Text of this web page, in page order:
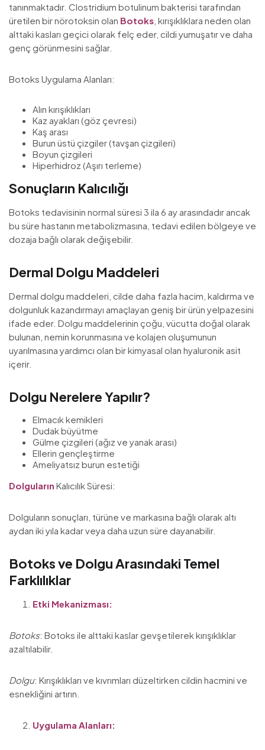
tanınmaktadır. Clostridium botulinum bakterisi tarafından
üretilen bir nörotoksin olan Botoks , kırışıklıklara neden olan
alttaki kasları geçici olarak felç eder, cildi yumuşatır ve daha
genç görünmesini sağlar.
Botoks Uygulama Alanları:
Alın kırışıklıkları
Kaz ayakları (göz çevresi)
Kaş arası
Burun üstü çizgiler (tavşan çizgileri)
Boyun çizgileri
Hiperhidroz (Aşırı terleme)
Sonuçların Kalıcılığı
Botoks tedavisinin normal süresi 3 ila 6 ay arasındadır ancak
bu süre hastanın metabolizmasına, tedavi edilen bölgeye ve
dozaja bağlı olarak değişebilir.
Dermal Dolgu Maddeleri
Dermal dolgu maddeleri, cilde daha fazla hacim, kaldırma ve
dolgunluk kazandırmayı amaçlayan geniş bir ürün yelpazesini
ifade eder. Dolgu maddelerinin çoğu, vücutta doğal olarak
bulunan, nemin korunmasına ve kolajen oluşumunun
uyarılmasına yardımcı olan bir kimyasal olan hyaluronik asit
içerir.
Dolgu Nerelere Yapılır?
Elmacık kemikleri
Dudak büyütme
Gülme çizgileri (ağız ve yanak arası)
Ellerin gençleştirme
Ameliyatsız burun estetiği
Dolguların Kalıcılık Süresi:
Dolguların sonuçları, türüne ve markasına bağlı olarak altı
aydan iki yıla kadar veya daha uzun süre dayanabilir.
Botoks ve Dolgu Arasındaki Temel
Farklılıklar
Etki Mekanizması:
Botoks: Botoks ile alttaki kaslar gevşetilerek kırışıklıklar
azaltılabilir.
Dolgu: Kırışıklıkları ve kıvrımları düzeltirken cildin hacmini ve
esnekliğini artırın.
Uygulama Alanları: